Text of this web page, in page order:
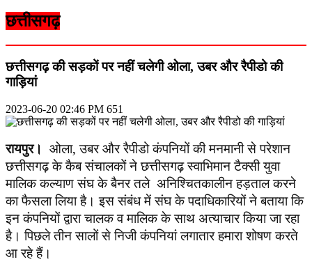
छत्तीसगढ़
छत्तीसगढ़ की सड़कों पर नहीं चलेगी ओला, उबर और रैपीडो की
गाड़ियां
2023-06-20 02:46 PM 651
रायपुर। ओला,उबर और रैपीडो कंपनियों की मनमानी से परेशान
छत्तीसगढ़ के कैब संचालकों ने छत्तीसगढ़ स्वाभिमान टैक्सी युवा
मालिक कल्याण संघ के बैनर तले अनिश्चितकालीन हड़ताल करने
का फैसला लिया है। इस संबंध में संघ के पदाधिकारियों ने बताया कि
इन कंपनियों द्वारा चालक व मालिक के साथ अत्याचार किया जा रहा
है। पिछले तीन सालों से निजी कंपनियां लगातार हमारा शोषण करते
आ रहे हैं।